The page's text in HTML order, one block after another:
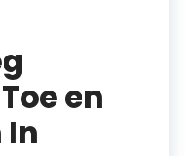
en
In